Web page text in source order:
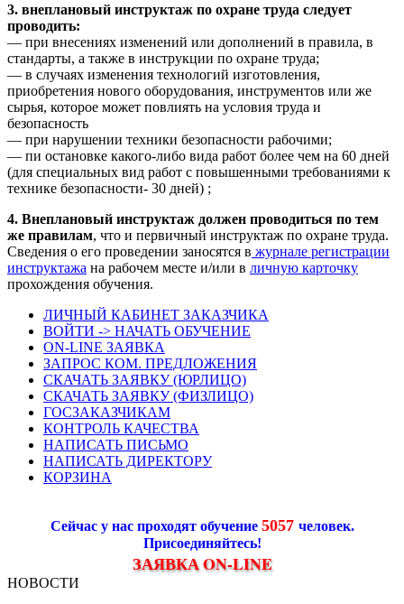
3. внеплановый инструктаж по охране труда следует
проводить:
— при внесениях изменений или дополнений в правила, в
стандарты, а также в инструкции по охране труда;
— в случаях изменения технологий изготовления,
приобретения нового оборудования, инструментов или же
сырья, которое может повлиять на условия труда и
безопасность
— при нарушении техники безопасности рабочими;
— пи остановке какого-либо вида работ более чем на 60 дней
(для специальных вид работ с повышенными требованиями к
технике безопасности- 30 дней) ;
4. Внеплановый инструктаж должен проводиться по тем
же правилам, что и первичный инструктаж по охране труда.
Сведения о его проведении заносятся в журнале регистрации
инструктажа на рабочем месте и/или в личную карточку
прохождения обучения.
ЛИЧНЫЙ КАБИНЕТ ЗАКАЗЧИКА
ВОЙТИ -> НАЧАТЬ ОБУЧЕНИЕ
ON-LINE ЗАЯВКА
ЗАПРОС КОМ. ПРЕДЛОЖЕНИЯ
СКАЧАТЬ ЗАЯВКУ (ЮРЛИЦО)
СКАЧАТЬ ЗАЯВКУ (ФИЗЛИЦО)
ГОСЗАКАЗЧИКАМ
КОНТРОЛЬ КАЧЕСТВА
НАПИСАТЬ ПИСЬМО
НАПИСАТЬ ДИРЕКТОРУ
КОРЗИНА
Сейчас у нас проходят обучение 5057 человек.
Присоединяйтесь!
ЗАЯВКА ON-LINE
НОВОСТИ